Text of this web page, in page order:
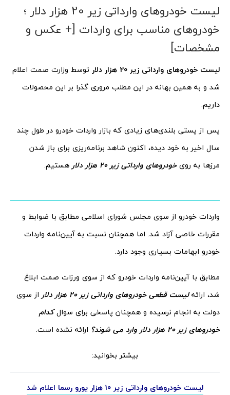
لیست خودروهای وارداتی زیر 20 هزار دلار ؛
خودروهای مناسب برای واردات [+ عکس و
مشخصات]
لیست خودروهای وارداتی زیر 20 هزار دلار
توسط وزارت صمت اعلام
شد و به همین بهانه در این مطلب مروری گذرا بر این محصولات
داریم.
پس از پستی بلندی‌های زیادی که بازار واردات خودرو در طول چند
سال اخیر به خود دیده، اکنون شاهد برنامه‌ریزی برای باز شدن
مرزها به رویخودروهای وارداتی زیر 20 هزار دلار هستیم.
واردات خودرو از سوی مجلس شورای اسلامی مطابق با ضوابط و
مقررات خاصی آزاد شد. اما همچنان نسبت به آیین‌نامه واردات
خودرو ابهامات بسیاری وجود دارد.
مطابق با آیین‌نامه واردات خودرو که از سوی ورزات صمت ابلاغ
شد، ارائهلیست قطعی خودروهای وارداتی زیر 20 هزار دلار
از سوی
دولت به انجام نرسیده و همچنان پاسخی برای سوالکدام
خودروهای زیر 20 هزار دلار وارد می شوند؟
ارائه نشده است.
بیشتر بخوانید:
لیست خودروهای وارداتی زیر 10 هزار یورو رسما اعلام شد